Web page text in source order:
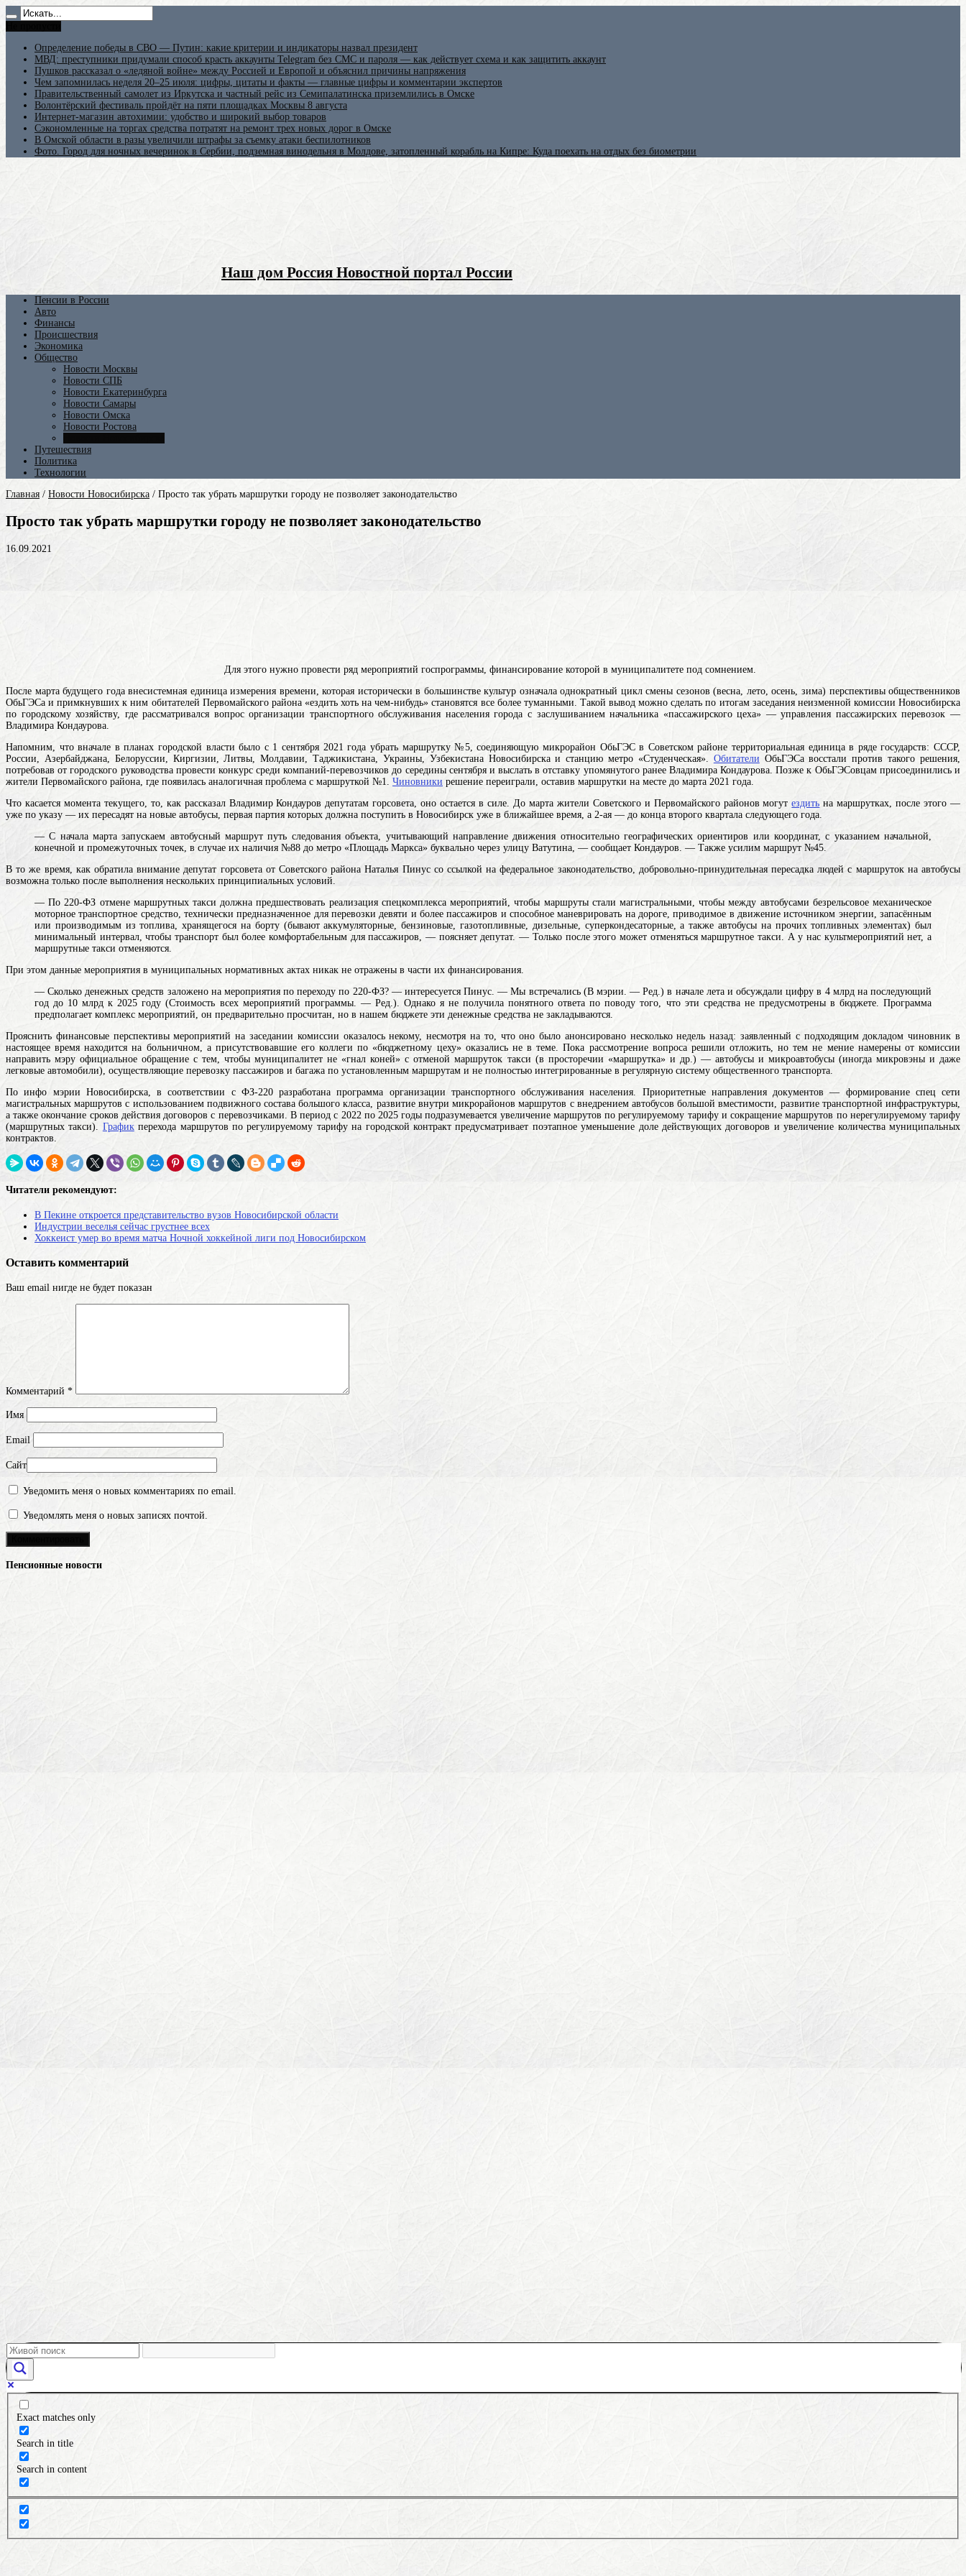
Определение победы в СВО — Путин: какие критерии и индикаторы назвал президент
МВД: преступники придумали способ красть аккаунты Telegram без СМС и пароля — как действует схема и как защитить аккаунт
Пушков рассказал о «ледяной войне» между Россией и Европой и объяснил причины напряжения
Чем запомнилась неделя 20–25 июля: цифры, цитаты и факты — главные цифры и комментарии экспертов
Правительственный самолет из Иркутска и частный рейс из Семипалатинска приземлились в Омске
Волонтёрский фестиваль пройдёт на пяти площадках Москвы 8 августа
Интернет-магазин автохимии: удобство и широкий выбор товаров
Сэкономленные на торгах средства потратят на ремонт трех новых дорог в Омске
В Омской области в разы увеличили штрафы за съемку атаки беспилотников
Фото. Город для ночных вечеринок в Сербии, подземная винодельня в Молдове, затопленный корабль на Кипре: Куда поехать на отдых без биометрии
Наш дом Россия Новостной портал России
Пенсии в России
Авто
Финансы
Происшествия
Экономика
Общество
Новости Москвы
Новости СПБ
Новости Екатеринбурга
Новости Самары
Новости Омска
Новости Ростова
Путешествия
Политика
Технологии
Главная / Новости Новосибирска / Просто так убрать маршрутки городу не позволяет законодательство
Просто так убрать маршрутки городу не позволяет законодательство
16.09.2021
Для этого нужно провести ряд мероприятий госпрограммы, финансирование которой в муниципалитете под сомнением.
После марта будущего годавнесистемная единица измерения времени, которая исторически в большинстве культур означала однократный цикл смены сезонов (весна, лето, осень, зима) перспективы общественников
ОбьГЭСа и примкнувших к ним обитателей Первомайского района «ездить хоть на чем-нибудь» становятся все более туманными. Такой вывод можно сделать по итогам заседания неизменной комиссии Новосибирска
по городскому хозяйству, где рассматривался вопрос организации транспортного обслуживания населения города с заслушиванием начальника «пассажирского цеха» — управления пассажирских перевозок —
Владимира Кондаурова.
Напомним, что вначале в планах городской власти было с 1 сентября 2021 года убрать маршрутку №5, соединяющую микрорайон ОбьГЭС в Советскомрайоне территориальная единица в ряде государств: СССР,
России, Азербайджана, Белоруссии, Киргизии, Литвы, Молдавии, Таджикистана, Украины, УзбекистанаНовосибирска и станцию метро «Студенческая». Обитатели ОбьГЭСа восстали против такого решения,
потребовав от городского руководства провести конкурс среди компаний-перевозчиков до середины сентября и выслать в отставку упомянутого ранее Владимира Кондаурова. Позже к ОбьГЭСовцам присоединились и
жители Первомайского района, где появилась аналогичная проблема с маршруткой №1. Чиновники решение переиграли, оставив маршрутки на месте до марта 2021 года.
Что касается момента текущего, то, как рассказал Владимир Кондауров депутатам горсовета, оно остается в силе. До марта жители Советского и Первомайского районов могутездить на маршрутках, после этого —
уже по указу — их пересадят на новые автобусы, первая партия которых должна поступить в Новосибирск уже в ближайшее время, а 2-ая — до конца второго квартала следующего года.
— С начала марта запускаем автобусныймаршрутпуть следования объекта, учитывающий направление движения относительно географических ориентиров или координат, с указанием начальной,
конечной и промежуточных точек, в случае их наличия №88 до метро «Площадь Маркса» буквально через улицу Ватутина, — сообщает Кондауров. — Также усилим маршрут №45.
В то же время, как обратила внимание депутат горсовета от Советского района Наталья Пинус со ссылкой на федеральное законодательство, добровольно-принудительная пересадка людей с маршруток на автобусы
возможна только после выполнения нескольких принципиальных условий.
— По 220-ФЗ отмене маршрутных такси должна предшествовать реализация спецкомплекса мероприятий, чтобы маршруты стали магистральными, чтобы между автобусами безрельсовое механическое
моторное транспортное средство, технически предназначенное для перевозки девяти и более пассажиров и способное маневрировать на дороге, приводимое в движение источником энергии, запасённым
или производимым из топлива, хранящегося на борту (бывают аккумуляторные, бензиновые, газотопливные, дизельные, суперкондесаторные, а также автобусы на прочих топливных элементах) был
минимальный интервал, чтобы транспорт был более комфортабельным для пассажиров, — поясняет депутат. — Только после этого может отменяться маршрутное такси. А у нас культмероприятий нет, а
маршрутные такси отменяются.
При этом данные мероприятия в муниципальных нормативных актах никак не отражены в части их финансирования.
— Сколько денежных средств заложено на мероприятия по переходу по 220-ФЗ? — интересуется Пинус. — Мы встречались (В мэрии. — Ред.) в начале лета и обсуждали цифру в 4 млрд на последующий
год до 10 млрд к 2025 году (Стоимость всех мероприятий программы. — Ред.). Однако я не получила понятного ответа по поводу того, что эти средства не предусмотрены в бюджете. Программа
предполагает комплекс мероприятий, он предварительно просчитан, но в нашем бюджете эти денежные средства не закладываются.
Прояснить финансовые перспективы мероприятий на заседании комиссии оказалось некому, несмотря на то, что оно было анонсировано несколько недель назад: заявленный с подходящим докладом чиновник в
настоящее время находится на больничном, а присутствовавшие его коллеги по «бюджетному цеху» оказались не в теме. Пока рассмотрение вопроса решили отложить, но тем не мение намерены от комиссии
направить мэру официальное обращение с тем, чтобы муниципалитет не «гнал коней» с отменоймаршруток такси (в просторечии «маршрутка» и др.) — автобусы и микроавтобусы (иногда микровэны и даже
легковые автомобили), осуществляющие перевозку пассажиров и багажа по установленным маршрутам и не полностью интегрированные в регулярную систему общественного транспорта
По инфо мэрии Новосибирска, в соответствии с ФЗ-220 разработана программа организации транспортного обслуживания населения. Приоритетные направления документов — формирование спец сети
магистральных маршрутов с использованием подвижного состава большого класса, развитие внутри микрорайонов маршрутов с внедрением автобусов большой вместимости, развитие транспортной инфраструктуры,
а также окончание сроков действия договоров с перевозчиками. В период с 2022 по 2025 годы подразумевается увеличение маршрутов по регулируемому тарифу и сокращение маршрутов по нерегулируемому тарифу
(маршрутных такси). Графикперехода маршрутов по регулируемому тарифу на городской контракт предусматривает поэтапное уменьшение доле действующих договоров и увеличение количества муниципальных
контрактов.
Читатели рекомендуют:
В Пекине откроется представительство вузов Новосибирской области
Индустрии веселья сейчас грустнее всех
Хоккеист умер во время матча Ночной хоккейной лиги под Новосибирском
Оставить комментарий
Ваш email нигде не будет показан
Комментарий *
Имя
Email
Сайт
Уведомить меня о новых комментариях по email.
Уведомлять меня о новых записях почтой.
Пенсионные новости
Exact matches only
Search in title
Search in content